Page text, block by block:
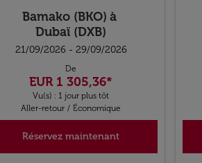
Bamako (BKO) à
Dubaï (DXB)
21/09/2026 - 29/09/2026
De
EUR 1 305,36*
Vu(s) : 1 jour plus tôt
Aller-retour / Économique
Réservez maintenant